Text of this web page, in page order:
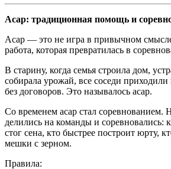
Асар: традиционная помощь и
Асар — это не игра в привычном
работа, которая превратилась в
В старину, когда семья строила дом,
собирала урожай, все соседи
без договоров. Это называлось асар.
Со временем асар стал соревнованием.
делились на команды и соревновались:
стог сена, кто быстрее построит юрту,
мешки с зерном.
Правила: